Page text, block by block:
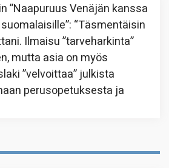
”Naapuruus Venäjän kanssa
: “Täsmentäisin
Ilmaisu ”tarveharkinta”
mutta asia on myös
”velvoittaa” julkista
perusopetuksesta ja